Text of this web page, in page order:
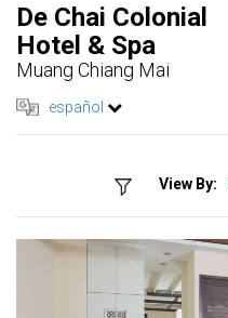
De Chai Colonial
Hotel & Spa
Muang Chiang Mai
español
View By:
Previous